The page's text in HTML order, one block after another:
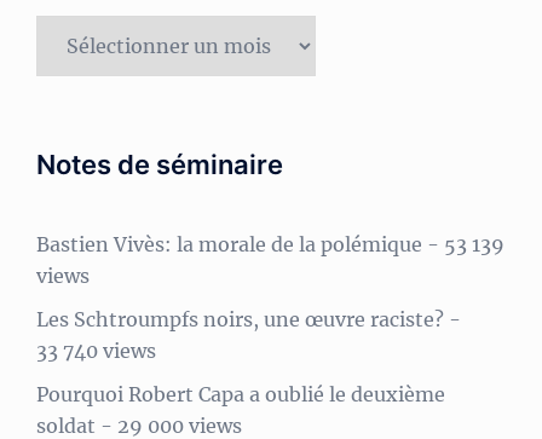
Notes de séminaire
Bastien Vivès: la morale de la polémique - 53 139
views
Les Schtroumpfs noirs, une œuvre raciste? -
33 740 views
Pourquoi Robert Capa a oublié le deuxième
soldat - 29 000 views